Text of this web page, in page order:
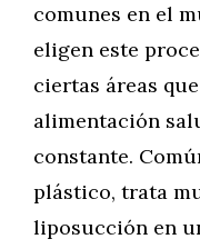
comunes en el
eligen este
ciertas áreas
alimentación
constante.
plástico, trata
liposucción en